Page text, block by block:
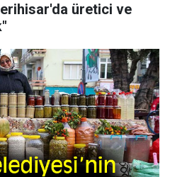
üretici ve